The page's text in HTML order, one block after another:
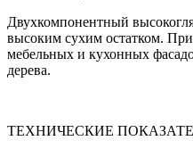
Двухкомпонентный
высоким сухим остатком.
мебельных и кухонных
дерева.
ТЕХНИЧЕСКИЕ